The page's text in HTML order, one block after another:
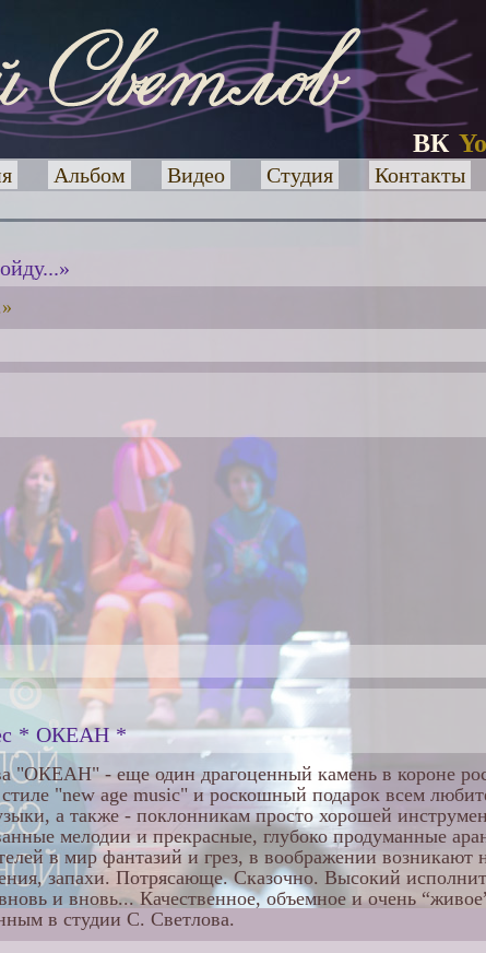
ВК
Альбом Видео Студия Контакты
* ОКЕАН *
"ОКЕАН" - еще один драгоценный камень в короне
"new age music" и роскошный подарок всем
а также - поклонникам просто хорошей
мелодии и прекрасные, глубоко продуманные
в мир фантазий и грез, в воображении возникают
запахи. Потрясающе. Сказочно. Высокий
и вновь... Качественное, объемное и очень
в студии С. Светлова.